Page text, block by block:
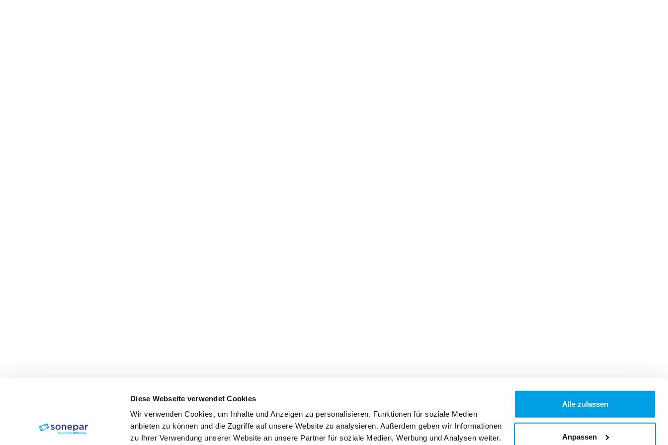
Diese Webseite verwendet Cookies
Wir verwenden Cookies, um Inhalte und Anzeigen zu personalisieren, Funktionen für soziale Medien
anbieten zu können und die Zugriffe auf unsere Website zu analysieren. Außerdem geben wir Informationen
zu Ihrer Verwendung unserer Website an unsere Partner für soziale Medien, Werbung und Analysen weiter.
Alle zulassen
Anpassen